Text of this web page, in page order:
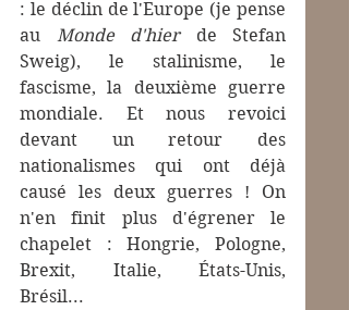
: le déclin de l'Europe (je pense
au Monde d'hier de Stefan
Sweig), le stalinisme, le
fascisme, la deuxième guerre
mondiale. Et nous revoici
devant un retour des
nationalismes qui ont déjà
causé les deux guerres ! On
n'en finit plus d'égrener le
chapelet : Hongrie, Pologne,
Brexit, Italie, États-Unis,
Brésil...